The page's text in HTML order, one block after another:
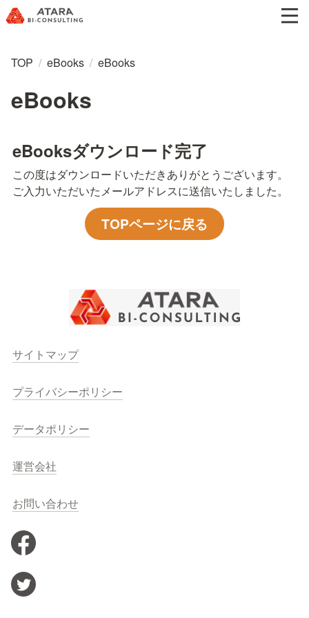
TOP / eBooks / eBooks
eBooks
eBooksダウンロード完了
この度はダウンロードいただきありがとうございます。
ご入力いただいたメールアドレスに送信いたしました。
TOPページに戻る
サイトマップ
プライバシーポリシー
データポリシー
運営会社
お問い合わせ